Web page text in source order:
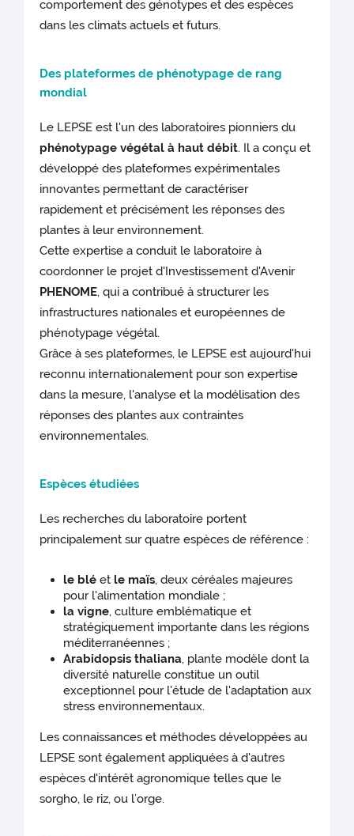
comportement des génotypes et des espèces
dans les climats actuels et futurs.
Des plateformes de phénotypage de rang
mondial
Le LEPSE est l'un des laboratoires pionniers du
phénotypage végétal à haut débit. Il a conçu et
développé des plateformes expérimentales
innovantes permettant de caractériser
rapidement et précisément les réponses des
plantes à leur environnement.
Cette expertise a conduit le laboratoire à
coordonner le projet d'Investissement d'Avenir
PHENOME, qui a contribué à structurer les
infrastructures nationales et européennes de
phénotypage végétal.
Grâce à ses plateformes, le LEPSE est aujourd'hui
reconnu internationalement pour son expertise
dans la mesure, l'analyse et la modélisation des
réponses des plantes aux contraintes
environnementales.
Espèces étudiées
Les recherches du laboratoire portent
principalement sur quatre espèces de référence :
le blé et le maïs, deux céréales majeures
pour l'alimentation mondiale ;
la vigne, culture emblématique et
stratégiquement importante dans les régions
méditerranéennes ;
Arabidopsis thaliana, plante modèle dont la
diversité naturelle constitue un outil
exceptionnel pour l'étude de l'adaptation aux
stress environnementaux.
Les connaissances et méthodes développées au
LEPSE sont également appliquées à d'autres
espèces d'intérêt agronomique telles que le
sorgho, le riz, ou l’orge.